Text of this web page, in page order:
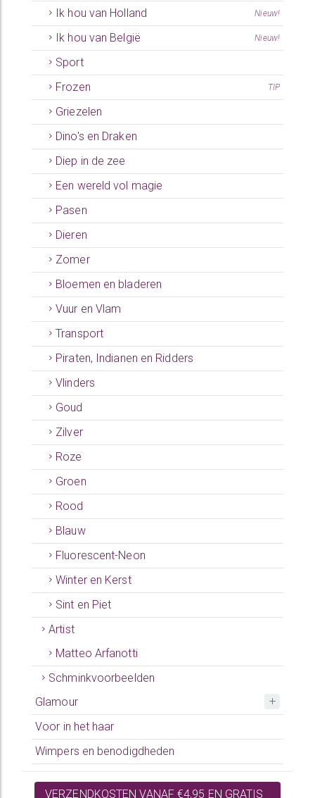
Ik hou van Holland Nieuw!
Ik hou van België Nieuw!
Sport
Frozen
TIP
Griezelen
Dino's en Draken
Diep in de zee
Een wereld vol magie
Pasen
Dieren
Zomer
Bloemen en bladeren
Vuur en Vlam
Transport
Piraten, Indianen en Ridders
Vlinders
Goud
Zilver
Roze
Groen
Rood
Blauw
Fluorescent-Neon
Winter en Kerst
Sint en Piet
Artist
Matteo Arfanotti
Schminkvoorbeelden
Glamour
Voor in het haar
Wimpers en benodigdheden
VERZENDKOSTEN VANAF €4,95 EN GRATIS